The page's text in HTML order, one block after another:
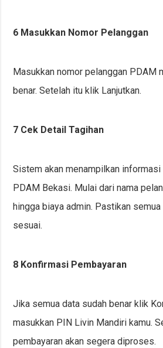
6 Masukkan Nomor Pelanggan
Masukkan nomor pelanggan PDAM
benar. Setelah itu klik Lanjutkan.
7 Cek Detail Tagihan
Sistem akan menampilkan
PDAM Bekasi. Mulai dari nama
hingga biaya admin. Pastikan
sesuai.
8 Konfirmasi Pembayaran
Jika semua data sudah benar klik
masukkan PIN Livin Mandiri kamu.
pembayaran akan segera diproses.